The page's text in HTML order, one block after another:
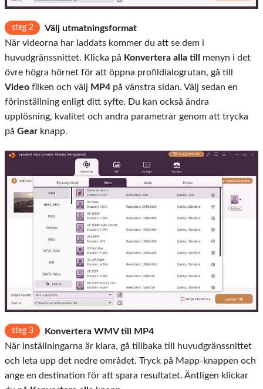
steg 2
Välj utmatningsformat
När videorna har laddats kommer du att se dem i
huvudgränssnittet. Klicka på Konvertera alla till
menyn i det
övre högra hörnet för att öppna profildialogrutan, gå till
Video fliken och välj MP4 på vänstra sidan. Välj sedan en
förinställning enligt ditt syfte. Du kan också ändra
upplösning, kvalitet och andra parametrar genom att trycka
på Gear knapp.
steg 3
Konvertera WMV till MP4
När inställningarna är klara, gå tillbaka till huvudgränssnittet
och leta upp det nedre området. Tryck på Mapp-knappen och
ange en destination för att spara resultatet. Äntligen klickar